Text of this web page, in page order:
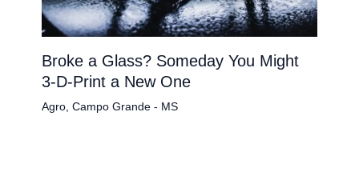
Broke a Glass? Someday You Might
3-D-Print a New One
Agro, Campo Grande - MS